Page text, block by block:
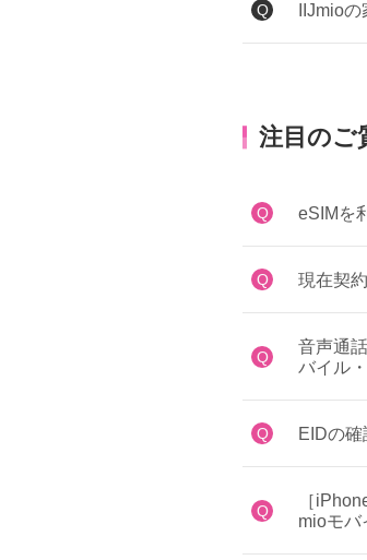
Q IIJmio
注目のご
Q eSIMを
Q 現在契
Q
音声通
バイル・
Q EIDの
Q
［
mioモバ